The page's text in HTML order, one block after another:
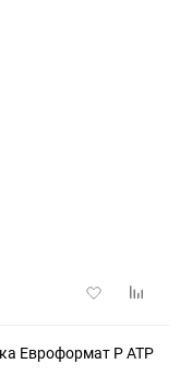
Добавить
Евроформат Р АТР